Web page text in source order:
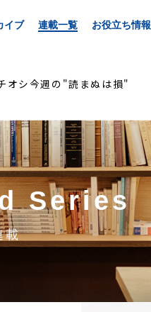
イブ 連載一覧 お役立ち情報
オシ今週の"読まぬは損"
Series
載